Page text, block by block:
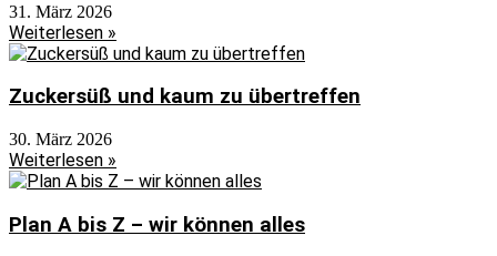
31. März 2026
Weiterlesen »
Zuckersüß und kaum zu übertreffen
30. März 2026
Weiterlesen »
Plan A bis Z – wir können alles